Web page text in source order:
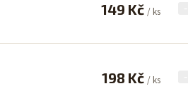
149 Kč / ks
198 Kč / ks